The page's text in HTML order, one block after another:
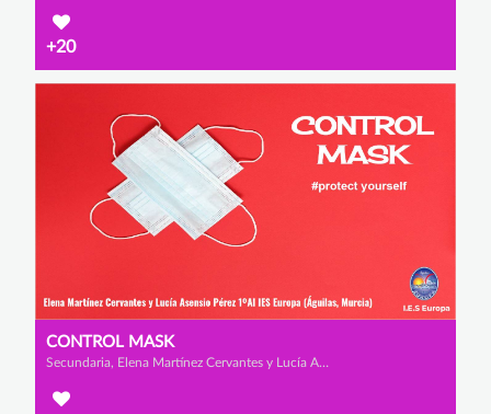
+20
CONTROL MASK
Secundaria, Elena Martínez Cervantes y Lucía Asensio Pérez